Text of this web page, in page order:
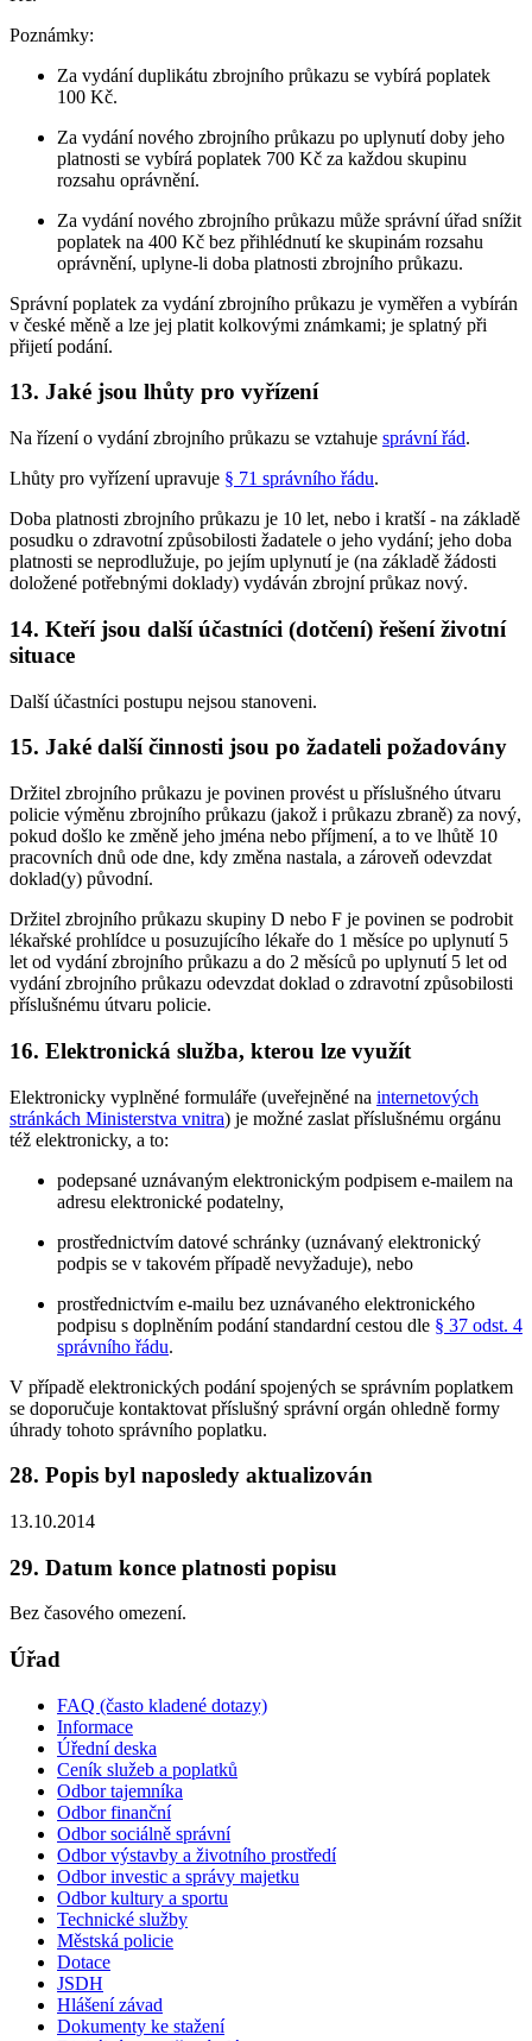
Poznámky:
Za vydání duplikátu zbrojního průkazu se vybírá poplatek
100 Kč.
Za vydání nového zbrojního průkazu po uplynutí doby jeho
platnosti se vybírá poplatek 700 Kč za každou skupinu
rozsahu oprávnění.
Za vydání nového zbrojního průkazu může správní úřad snížit
poplatek na 400 Kč bez přihlédnutí ke skupinám rozsahu
oprávnění, uplyne-li doba platnosti zbrojního průkazu.
Správní poplatek za vydání zbrojního průkazu je vyměřen a vybírán
v české měně a lze jej platit kolkovými známkami; je splatný při
přijetí podání.
13. Jaké jsou lhůty pro vyřízení
Na řízení o vydání zbrojního průkazu se vztahuje správní řád.
Lhůty pro vyřízení upravuje § 71 správního řádu.
Doba platnosti zbrojního průkazu je 10 let, nebo i kratší - na základě
posudku o zdravotní způsobilosti žadatele o jeho vydání; jeho doba
platnosti se neprodlužuje, po jejím uplynutí je (na základě žádosti
doložené potřebnými doklady) vydáván zbrojní průkaz nový.
14. Kteří jsou další účastníci (dotčení) řešení životní
situace
Další účastníci postupu nejsou stanoveni.
15. Jaké další činnosti jsou po žadateli požadovány
Držitel zbrojního průkazu je povinen provést u příslušného útvaru
policie výměnu zbrojního průkazu (jakož i průkazu zbraně) za nový,
pokud došlo ke změně jeho jména nebo příjmení, a to ve lhůtě 10
pracovních dnů ode dne, kdy změna nastala, a zároveň odevzdat
doklad(y) původní.
Držitel zbrojního průkazu skupiny D nebo F je povinen se podrobit
lékařské prohlídce u posuzujícího lékaře do 1 měsíce po uplynutí 5
let od vydání zbrojního průkazu a do 2 měsíců po uplynutí 5 let od
vydání zbrojního průkazu odevzdat doklad o zdravotní způsobilosti
příslušnému útvaru policie.
16. Elektronická služba, kterou lze využít
Elektronicky vyplněné formuláře (uveřejněné na internetových
stránkách Ministerstva vnitra) je možné zaslat příslušnému orgánu
též elektronicky, a to:
podepsané uznávaným elektronickým podpisem e-mailem na
adresu elektronické podatelny,
prostřednictvím datové schránky (uznávaný elektronický
podpis se v takovém případě nevyžaduje), nebo
prostřednictvím e-mailu bez uznávaného elektronického
podpisu s doplněním podání standardní cestou dle § 37 odst. 4
správního řádu.
V případě elektronických podání spojených se správním poplatkem
se doporučuje kontaktovat příslušný správní orgán ohledně formy
úhrady tohoto správního poplatku.
28. Popis byl naposledy aktualizován
13.10.2014
29. Datum konce platnosti popisu
Bez časového omezení.
Úřad
FAQ (často kladené dotazy)
Informace
Úřední deska
Ceník služeb a poplatků
Odbor tajemníka
Odbor finanční
Odbor sociálně správní
Odbor výstavby a životního prostředí
Odbor investic a správy majetku
Odbor kultury a sportu
Technické služby
Městská policie
Dotace
JSDH
Hlášení závad
Dokumenty ke stažení